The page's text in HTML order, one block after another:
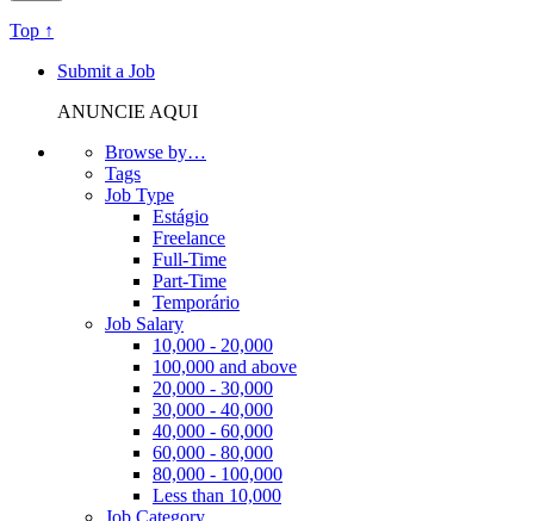
Top ↑
Submit a Job
ANUNCIE AQUI
Browse by…
Tags
Job Type
Estágio
Freelance
Full-Time
Part-Time
Temporário
Job Salary
10,000 - 20,000
100,000 and above
20,000 - 30,000
30,000 - 40,000
40,000 - 60,000
60,000 - 80,000
80,000 - 100,000
Less than 10,000
Job Category